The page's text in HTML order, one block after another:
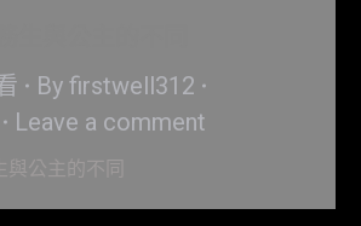
By firstwell312
Leave a comment
與公主的不同